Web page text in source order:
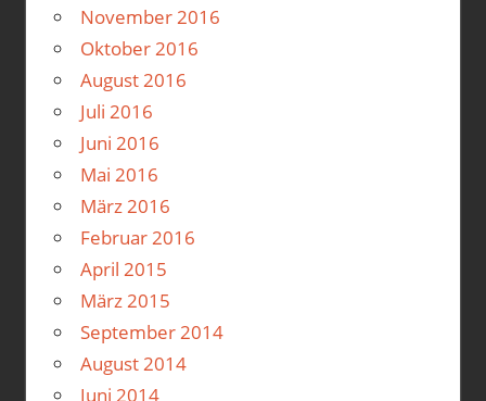
November 2016
Oktober 2016
August 2016
Juli 2016
Juni 2016
Mai 2016
März 2016
Februar 2016
April 2015
März 2015
September 2014
August 2014
Juni 2014